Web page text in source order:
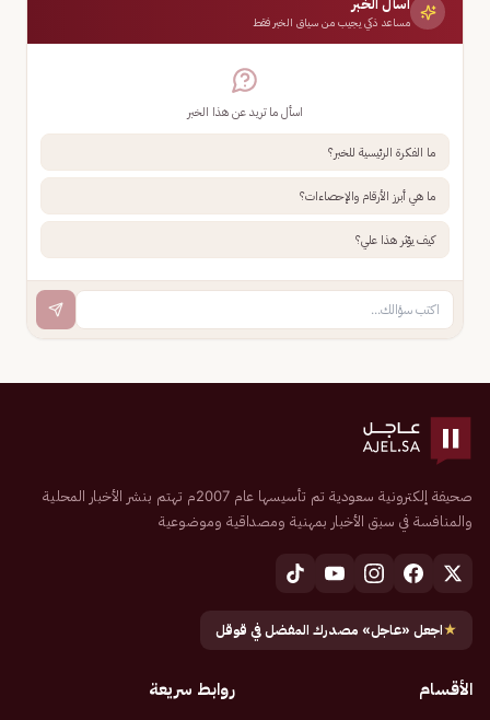
مساعد ذكي يجيب من سياق الخبر فقط
اسأل ما تريد عن هذا الخبر
ما الفكرة الرئيسية للخبر؟
ما هي أبرز الأرقام والإحصاءات؟
كيف يؤثر هذا علي؟
صحيفة إلكترونية سعودية تم تأسيسها عام 2007م تهتم بنشر الأخبار المحلية
والمنافسة في سبق الأخبار بمهنية ومصداقية وموضوعية
★اجعل «عاجل» مصدرك المفضل في قوقل
الأقسام روابط سريعة